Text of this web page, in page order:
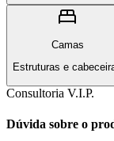
Camas
Estruturas e
Consultoria V.I.P.
Dúvida sobre o